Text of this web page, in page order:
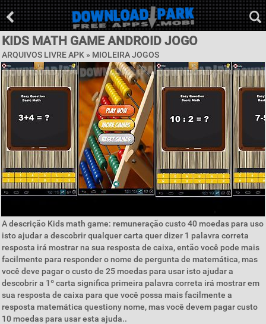
KIDS MATH GAME ANDROID JOGO
ARQUIVOS LIVRE APK » MIOLEIRA JOGOS
A descrição Kids math game: remuneração custo 40 moedas para uso
isto ajudar a descobrir qualquer carta quer dizer 1 palavra correta
resposta irá mostrar na sua resposta de caixa, então você pode mais
facilmente para responder o nome de pergunta de matemática, mas
você deve pagar o custo de 25 moedas para usar isto ajudar a
descobrir a 1º carta significa primeira palavra correta irá mostrar em
sua resposta de caixa para que você possa mais facilmente a
resposta matemática questiony nome, mas você devem pagar custo
10 moedas para usar esta ajuda..